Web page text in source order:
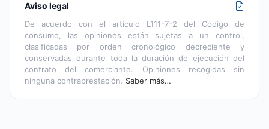
Aviso legal
De acuerdo con el artículo L111-7-2 del Código de
consumo, las opiniones están sujetas a un control,
clasificadas por orden cronológico decreciente y
conservadas durante toda la duración de ejecución del
contrato del comerciante. Opiniones recogidas sin
ninguna contraprestación. Saber más…